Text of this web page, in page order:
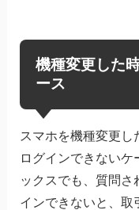
機種変更した
ース
スマホを機種変更し
ログインできない
ックスでも、質問
インできないと、取